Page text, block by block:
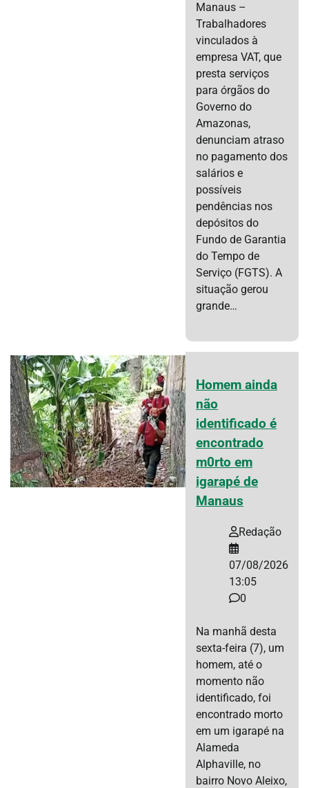
Manaus –
Trabalhadores
vinculados à
empresa VAT, que
presta serviços
para órgãos do
Governo do
Amazonas,
denunciam atraso
no pagamento dos
salários e
possíveis
pendências nos
depósitos do
Fundo de Garantia
do Tempo de
Serviço (FGTS). A
situação gerou
grande…
Homem ainda
não
identificado é
encontrado
m0rto em
igarapé de
Manaus
Redação
07/08/2026
13:05
0
Na manhã desta
sexta-feira (7), um
homem, até o
momento não
identificado, foi
encontrado morto
em um igarapé na
Alameda
Alphaville, no
bairro Novo Aleixo,